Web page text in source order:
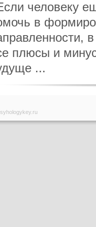
человеку
в
плюсы и
...